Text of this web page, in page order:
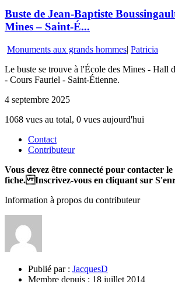
Buste de Jean-Baptiste
Mines – Saint-É...
Monuments aux grands hommes| Patricia
Le buste se trouve à l'École des Mines - Hall
- Cours Fauriel - Saint-Étienne.
4 septembre 2025
1068 vues au total, 0 vues aujourd'hui
Contact
Contributeur
Vous devez être connecté pour contacter
fiche. Inscrivez-vous en cliquant sur
Information à propos du contributeur
Publié par : JacquesD
Membre depuis : 18 juillet 2014